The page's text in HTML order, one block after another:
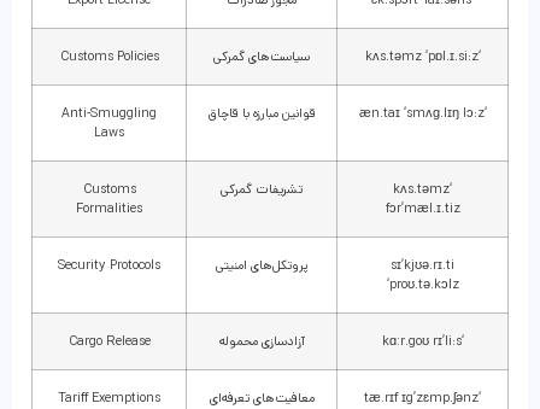
‘kʌs.təmz ‘pɒl.ɪ.si:z سیاست‌های گمرکی Customs Policies
‘æn.taɪ ‘smʌɡ.lɪŋ lɔ:z قوانین مبارزه با قاچاق
Anti-Smuggling
Laws
‘kʌs.təmz
fɔr’mæl.ɪ.tiz
تشریفات گمرکی
Customs
Formalities
sɪ’kjʊə.rɪ.ti
‘proʊ.tə.kɔlz
پروتکل‌های امنیتی Security Protocols
‘kɑːr.goʊ rɪ’li:s آزادسازی محموله Cargo Release
‘tæ.rɪf ɪg’zɛmp.ʃənz معافیت‌های تعرفه‌ای Tariff Exemptions